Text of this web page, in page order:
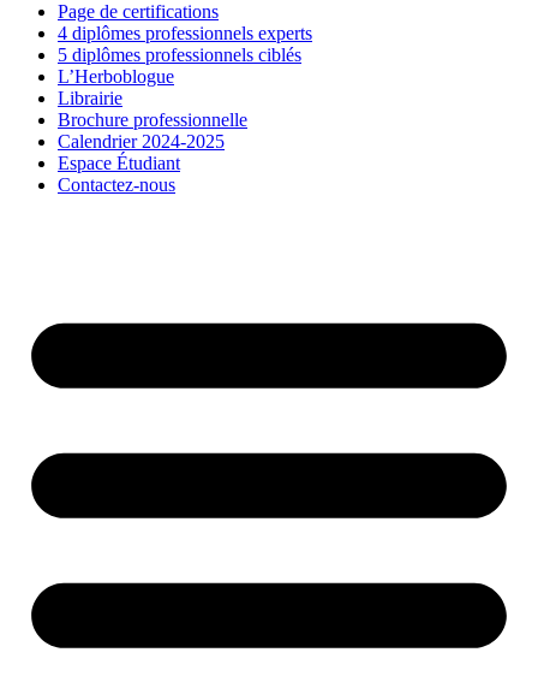
Page de certifications
4 diplômes professionnels experts
5 diplômes professionnels ciblés
L’Herboblogue
Librairie
Brochure professionnelle
Calendrier 2024-2025
Espace Étudiant
Contactez-nous